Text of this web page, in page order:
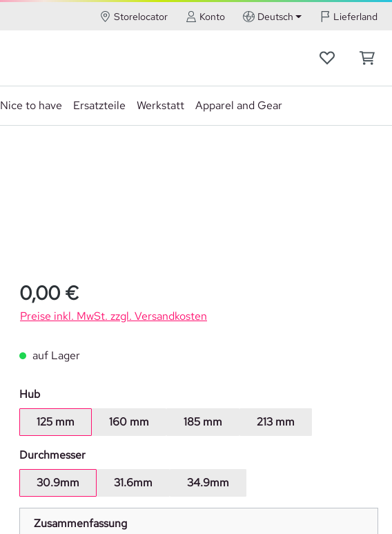
Storelocator Konto Deutsch Lieferland
Nice to have Ersatzteile Werkstatt Apparel and Gear
0,00 €
Preise inkl. MwSt. zzgl. Versandkosten
auf Lager
Hubauswählen
125 mm
160 mm 185 mm 213 mm
Durchmesserauswählen
30.9mm
31.6mm 34.9mm
Zusammenfassung